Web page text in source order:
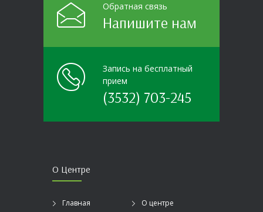
Обратная связь
Напишите нам
Запись на бесплатный
прием
(3532) 703-245
О Центре
Главная О центре